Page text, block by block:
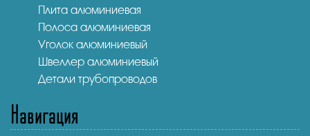
Плита алюминиевая
Полоса алюминиевая
Уголок алюминиевый
Швеллер алюминиевый
Детали трубопроводов
Навигация